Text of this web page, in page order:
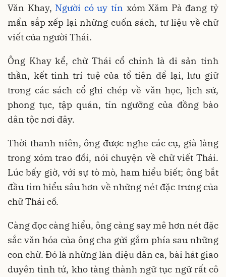
Văn Khay, Người có uy tín xóm Xăm Pà đang tỷ
mẩn sắp xếp lại những cuốn sách, tư liệu về chữ
viết của người Thái.
Ông Khay kể, chữ Thái cổ chính là di sản tinh
thần, kết tinh trí tuệ của tổ tiên để lại, lưu giữ
trong các sách cổ ghi chép về văn học, lịch sử,
phong tục, tập quán, tín ngưỡng của đồng bào
dân tộc nơi đây.
Thời thanh niên, ông được nghe các cụ, già làng
trong xóm trao đổi, nói chuyện về chữ viết Thái.
Lúc bấy giờ, với sự tò mò, ham hiểu biết; ông bắt
đầu tìm hiểu sâu hơn về những nét đặc trưng của
chữ Thái cổ.
Càng đọc càng hiểu, ông càng say mê hơn nét đặc
sắc văn hóa của ông cha gửi gắm phía sau những
con chữ. Đó là những làn điệu dân ca, bài hát giao
duyên tình tứ, kho tàng thành ngữ tục ngữ rất cô